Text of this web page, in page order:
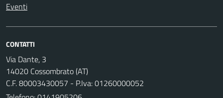
Eventi
CONTATTI
Via Dante, 3
14020 Cossombrato (AT)
C.F. 80003430057 - P.Iva: 01260000052